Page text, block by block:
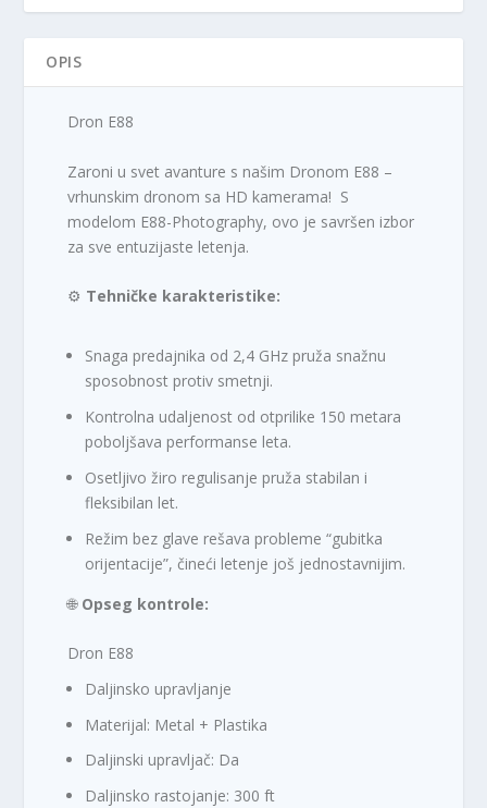
OPIS
Dron E88
Zaroni u svet avanture s našim Dronom E88 –
vrhunskim dronom sa HD kamerama! S
modelom E88-Photography, ovo je savršen izbor
za sve entuzijaste letenja.
⚙️ Tehničke karakteristike:
Snaga predajnika od 2,4 GHz pruža snažnu
sposobnost protiv smetnji.
Kontrolna udaljenost od otprilike 150 metara
poboljšava performanse leta.
Osetljivo žiro regulisanje pruža stabilan i
fleksibilan let.
Režim bez glave rešava probleme “gubitka
orijentacije”, čineći letenje još jednostavnijim.
🌐 Opseg kontrole:
Dron E88
Daljinsko upravljanje
Materijal: Metal + Plastika
Daljinski upravljač: Da
Daljinsko rastojanje: 300 ft